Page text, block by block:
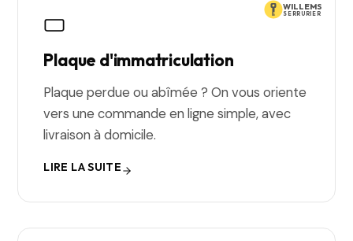
WILLEMS
SERRURIER
Plaque d'immatriculation
Plaque perdue ou abîmée ? On vous oriente
vers une commande en ligne simple, avec
livraison à domicile.
LIRE LA SUITE